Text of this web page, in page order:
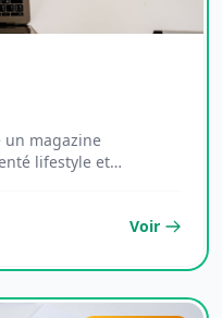
un magazine
lifestyle et
Voir